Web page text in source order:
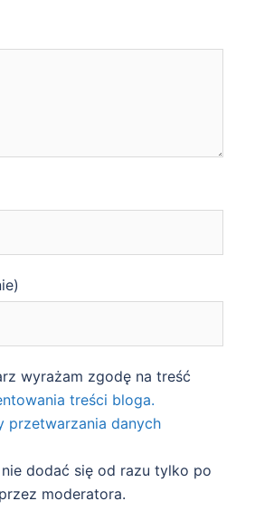
wyrażam zgodę na treść
treści bloga.
przetwarzania danych
dodać się od razu tylko po
moderatora.